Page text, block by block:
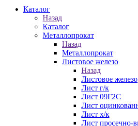
Каталог
Назад
Каталог
Металлопрокат
Назад
Металлопрокат
Листовое железо
Назад
Листовое железо
Лист г/к
Лист 09Г2С
Лист
Лист х/к
Лист просечно-